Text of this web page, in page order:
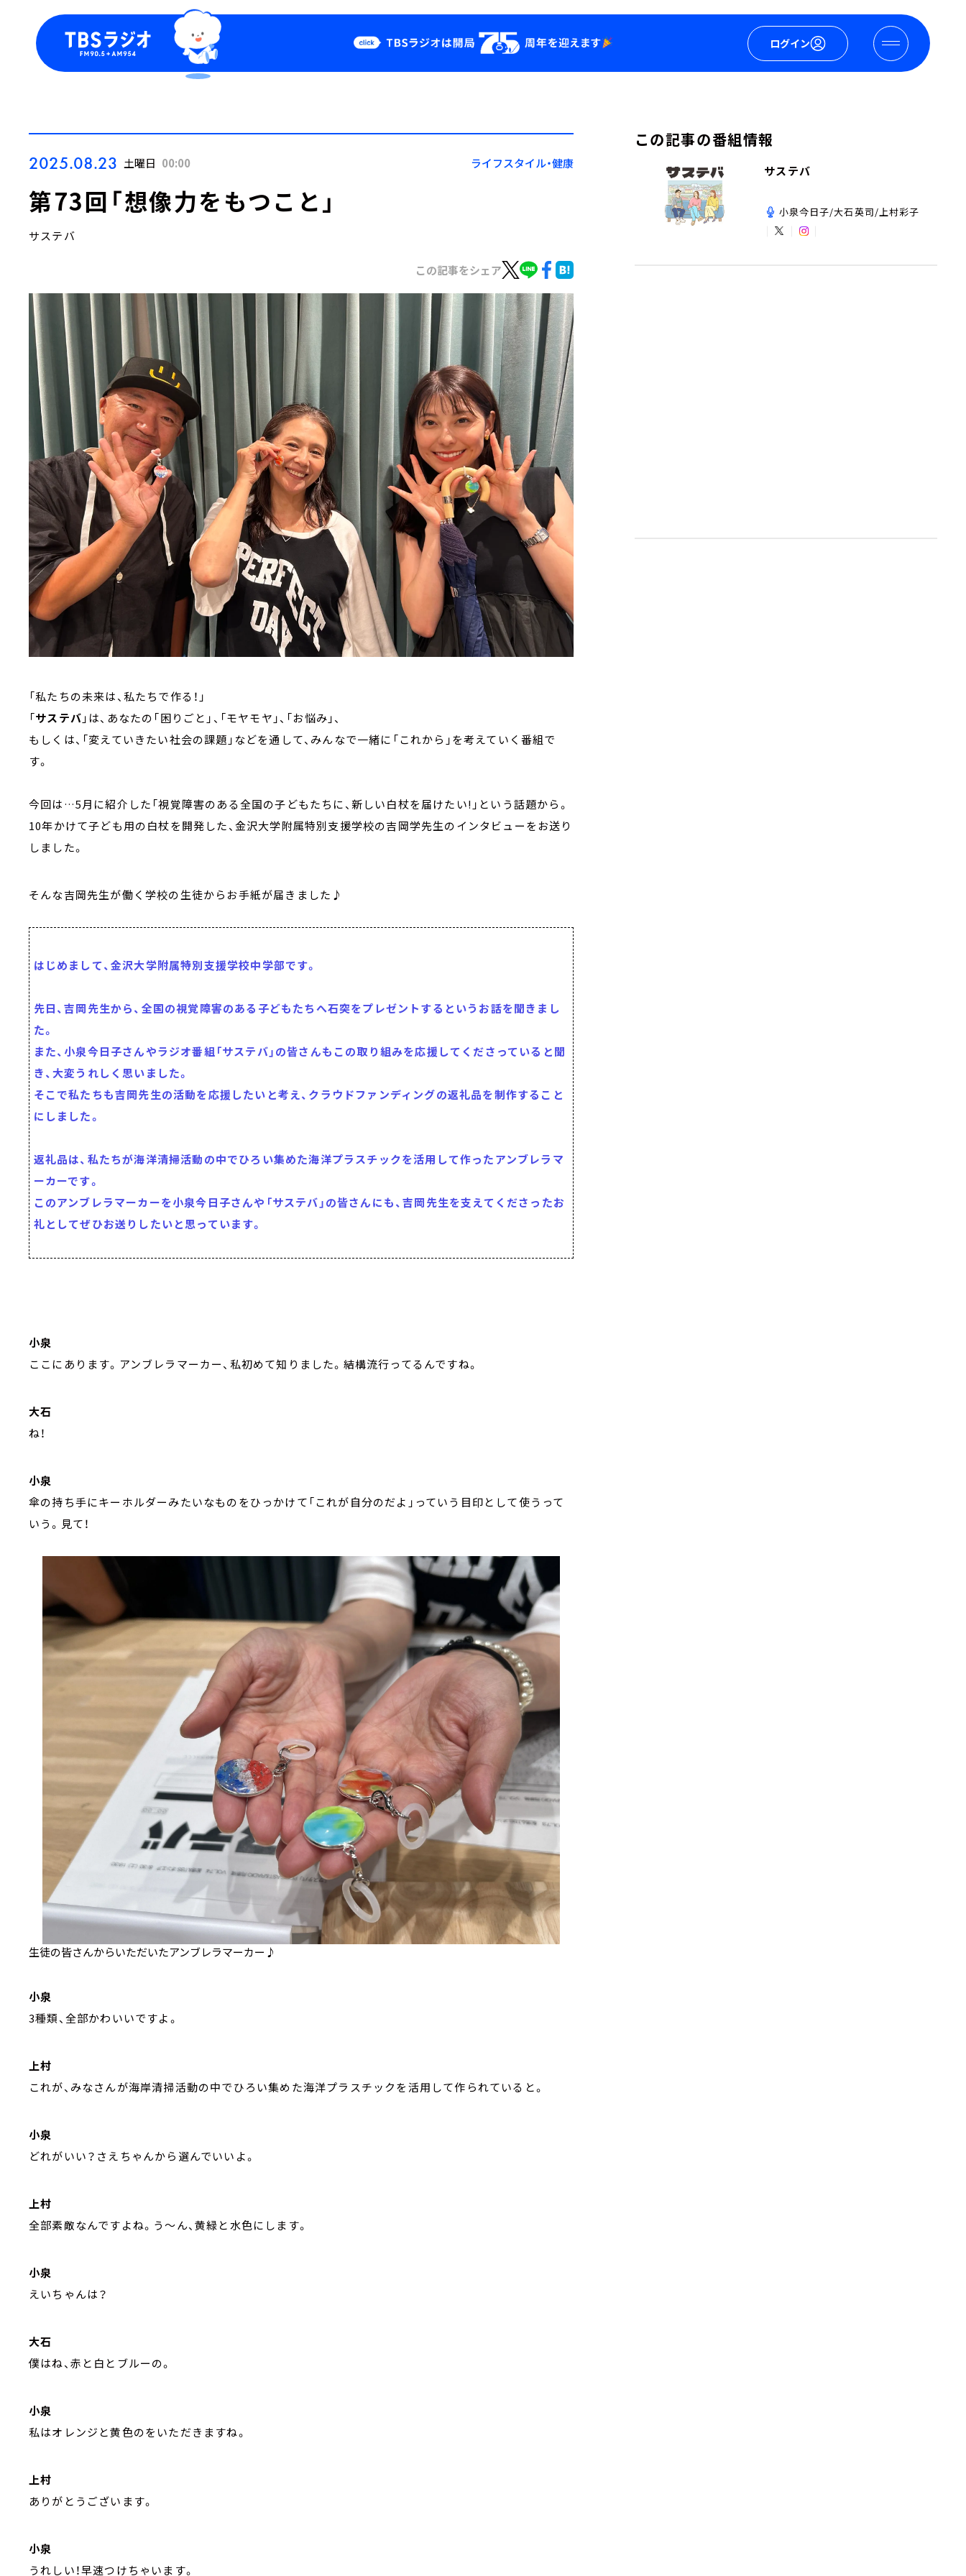
ログイン
Podcast
YouTube
会社情報
2025.08.23 土曜日 00:00 ライフスタイル・健康
第73回「想像力をもつこと」
サステバ
この記事をシェア
「私たちの未来は、私たちで作る！」
「サステバ 」は、あなたの「困りごと」、「モヤモヤ」、「お悩み」、
もしくは、「変えていきたい社会の課題」などを通して、みんなで一緒に「これから」を考えていく番組で
す。
今回は…5月に紹介した「視覚障害のある全国の子どもたちに、新しい白杖を届けたい!」という話題から。
10年かけて子ども用の白杖を開発した、金沢大学附属特別支援学校の吉岡学先生のインタビューをお送り
しました。
そんな吉岡先生が働く学校の生徒からお手紙が届きました♪
はじめまして、金沢大学附属特別支援学校中学部です。
先日、吉岡先生から、全国の視覚障害のある子どもたちへ石突をプレゼントするというお話を聞きまし
た。
また、小泉今日子さんやラジオ番組「サステバ」の皆さんもこの取り組みを応援してくださっていると聞
き、大変うれしく思いました。
そこで私たちも吉岡先生の活動を応援したいと考え、クラウドファンディングの返礼品を制作すること
にしました。
返礼品は、私たちが海洋清掃活動の中でひろい集めた海洋プラスチックを活用して作ったアンブレラマ
ーカーです。
このアンブレラマーカーを小泉今日子さんや「サステバ」の皆さんにも、吉岡先生を支えてくださったお
礼としてぜひお送りしたいと思っています。
小泉
ここにあります。アンブレラマーカー、私初めて知りました。結構流行ってるんですね。
大石
ね！
小泉
傘の持ち手にキーホルダーみたいなものをひっかけて「これが自分のだよ」っていう目印として使うって
いう。見て！
生徒の皆さんからいただいたアンブレラマーカー♪
小泉
3種類、全部かわいいですよ。
上村
これが、みなさんが海岸清掃活動の中でひろい集めた海洋プラスチックを活用して作られていると。
小泉
どれがいい？さえちゃんから選んでいいよ。
上村
全部素敵なんですよね。う～ん、黄緑と水色にします。
小泉
えいちゃんは？
大石
僕はね、赤と白とブルーの。
小泉
私はオレンジと黄色のをいただきますね。
上村
ありがとうございます。
小泉
うれしい！早速つけちゃいます。
この記事の番組情報
サステバ
小泉今日子/大石英司/上村彩子